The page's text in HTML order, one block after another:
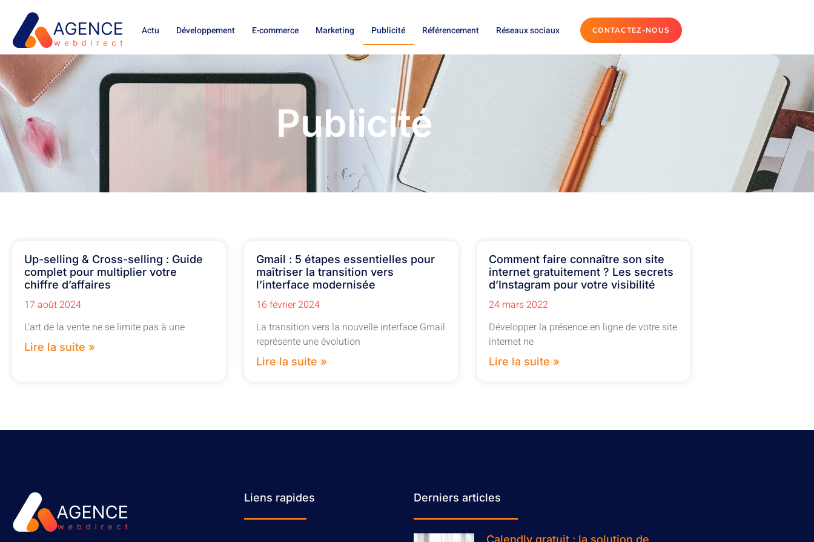
Actu Développement E-commerce Marketing Publicité Référencement Réseaux sociaux CONTACTEZ-NOUS
Publicité
Up-selling & Cross-selling : Guide
complet pour multiplier votre
chiffre d’affaires
17 août 2024
L'art de la vente ne se limite pas à une
Lire la suite »
Gmail : 5 étapes essentielles pour
maîtriser la transition vers
l’interface modernisée
16 février 2024
La transition vers la nouvelle interface Gmail
représente une évolution
Lire la suite »
Comment faire connaître son site
internet gratuitement ? Les secrets
d’Instagram pour votre visibilité
24 mars 2022
Développer la présence en ligne de votre site
internet ne
Lire la suite »
Liens rapides Derniers articles
Calendly gratuit : la solution de